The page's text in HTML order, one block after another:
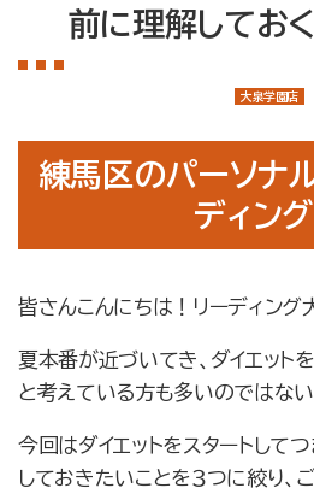
店舗案内
トレーナー紹介
コラム
運営会社情報
前に理解してお
大泉学園店
練馬区のパーソナ
ディング
皆さんこんにちは！リーディング
夏本番が近づいてき、ダイエット
と考えている方も多いのではない
今回はダイエットをスタートして
しておきたいことを３つに絞り、